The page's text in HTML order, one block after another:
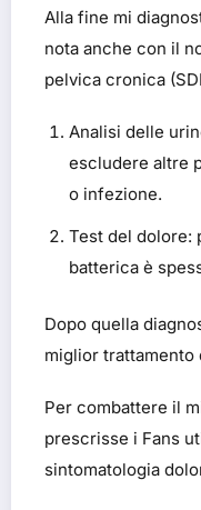
Alla fine mi
nota anche con il
pelvica cronica
Analisi delle
escludere altre
o infezione.
Test del dolore:
batterica è
Dopo quella
miglior trattamento
Per combattere il
prescrisse i Fans
sintomatologia